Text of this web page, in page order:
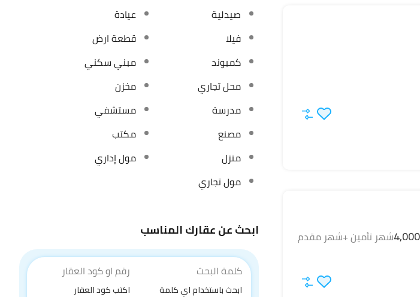
شهر تأمين +شهر مقدم
صيدلية
عيادة
فيلا
قطعة ارض
كمبوند
مبني سكني
محل تجاري
مخزن
مدرسة
مستشفي
مصنع
مكتب
منزل
مول إداري
مول تجاري
ابحث عن عقارك المناسب
كلمة البحث رقم او كود العقار